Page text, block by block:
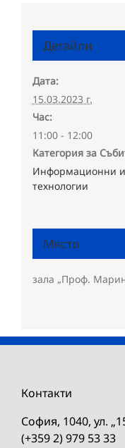
Детайли
Дата:
15.03.2023 г.
Час:
11:00 - 12:00
Категория за
Информационни
технологии
Място
зала „Проф.
Контакти
София, 1040, ул.
(+359 2) 979 53 33